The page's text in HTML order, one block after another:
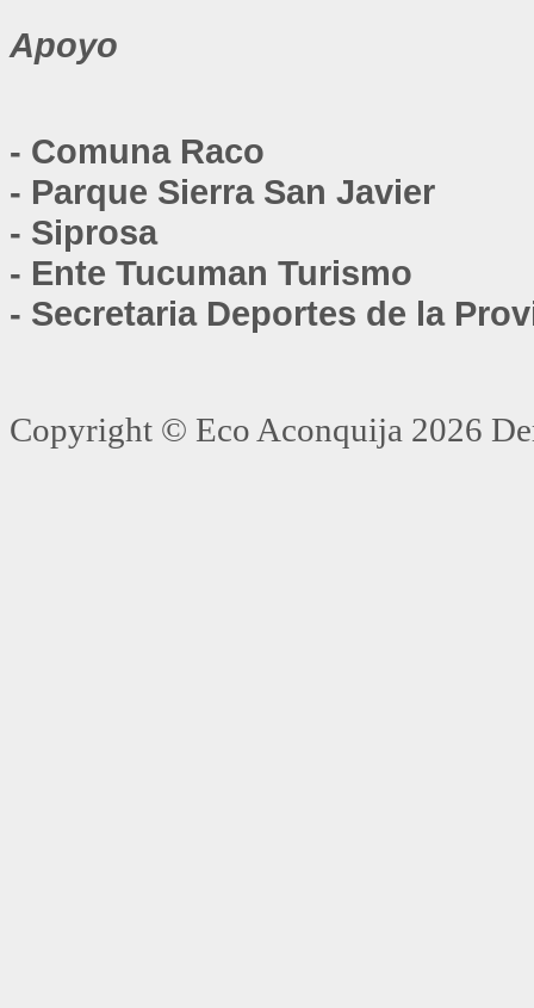
Apoyo
- Comuna Raco
- Parque Sierra San Javier
- Siprosa
- Ente Tucuman Turismo
- Secretaria Deportes de la
Copyright © Eco Aconquija 2026